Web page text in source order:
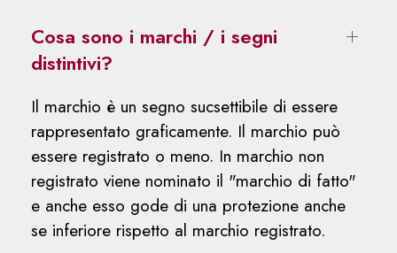
Cosa sono i marchi / i segni
distintivi?
Il marchio è un segno sucsettibile di essere
rappresentato graficamente. Il marchio può
essere registrato o meno. In marchio non
registrato viene nominato il "marchio di fatto"
e anche esso gode di una protezione anche
se inferiore rispetto al marchio registrato.